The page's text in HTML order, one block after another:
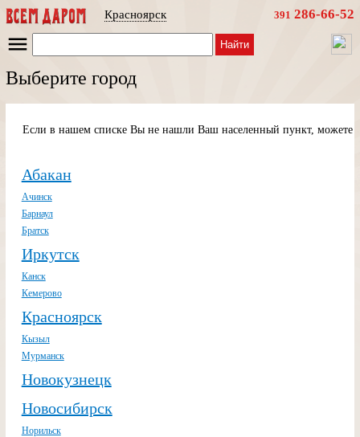
Красноярск 391 286-66-52
Найти
Выберите город
Если в нашем списке Вы не нашли Ваш населенный пункт, можете
Абакан
Ачинск
Барнаул
Братск
Иркутск
Канск
Кемерово
Красноярск
Кызыл
Мурманск
Новокузнецк
Новосибирск
Норильск